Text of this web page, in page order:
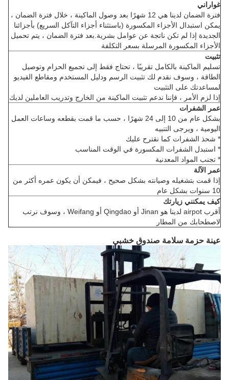
غواراني
فترة الضمان لدينا هي 12 شهرًا بعد وصول الماكينة ، خلال فترة الضمان ،
يمكن استبدال الأجزاء المكسورة (باستثناء أجزاء التآكل السريع) بأجزائنا
الجديدة إذا لم تكن ناتجة عن عوامل بشرية.بعد فترة الضمان ، يتم تحميل
الأجزاء المكسورة المرسلة بسعر التكلفة
تثبيت
تسليم الماكينة بالكامل تقريبًا ، تحتاج فقط إلى تجميع الحزام وتوصيل
الطاقة ، وسوف نقدم لك تثبيت الرسم ودليل المستخدم ومقاطع الفيديو
لمساعدتك على التثبيت
إذا لزم الأمر ، فإننا ندعم تثبيت الماكينة من الخارج وتدريب العاملين لديك
عمر الشفرات
بشكل عام من 10 إلى 24 شهرًا ، حسب ما قمت بقطعه وساعات العمل
اليومية ، ويرجى التنبيه
* شحذ الشفرات كما نقترح عليك
* استبدل الشفرات المكسورة في الوقت المناسب
* تجنب المواد المعدنية
عمر الآلة
إذا قمت بتشغيله وصيانته بشكل صحيح ، فيمكن أن يكون عمره أكثر من
10 سنوات بشكل عام
كيف يمكنني زيارتك
أقرب airpot لدينا هو Jinan أو Qingdao أو Weifang ، وسوف نرتب
لاصطحابك من المطار
عينة حزمة سلامة صندوق خشبي